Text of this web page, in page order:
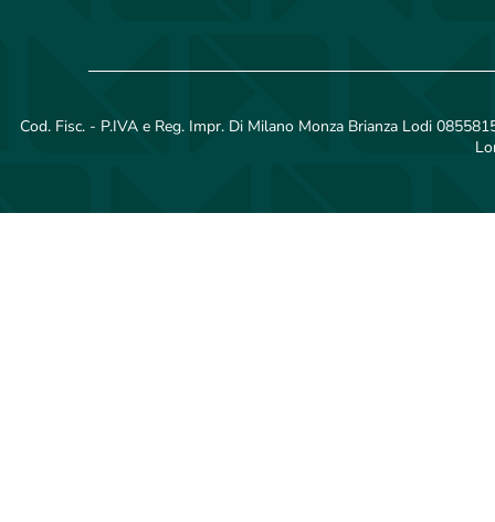
Cod. Fisc. - P.IVA e Reg. Impr. Di Milano Monza Brianza Lodi